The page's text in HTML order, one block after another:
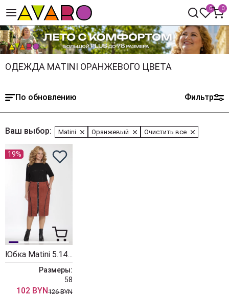
0 0
ОДЕЖДА MATINI ОРАНЖЕВОГО ЦВЕТА
По обновлению Фильтр
Ваш выбор: Matini Оранжевый Очистить все
19%
Юбка Matini 5.1488 терракот
Размеры:
58
102 BYN126 BYN